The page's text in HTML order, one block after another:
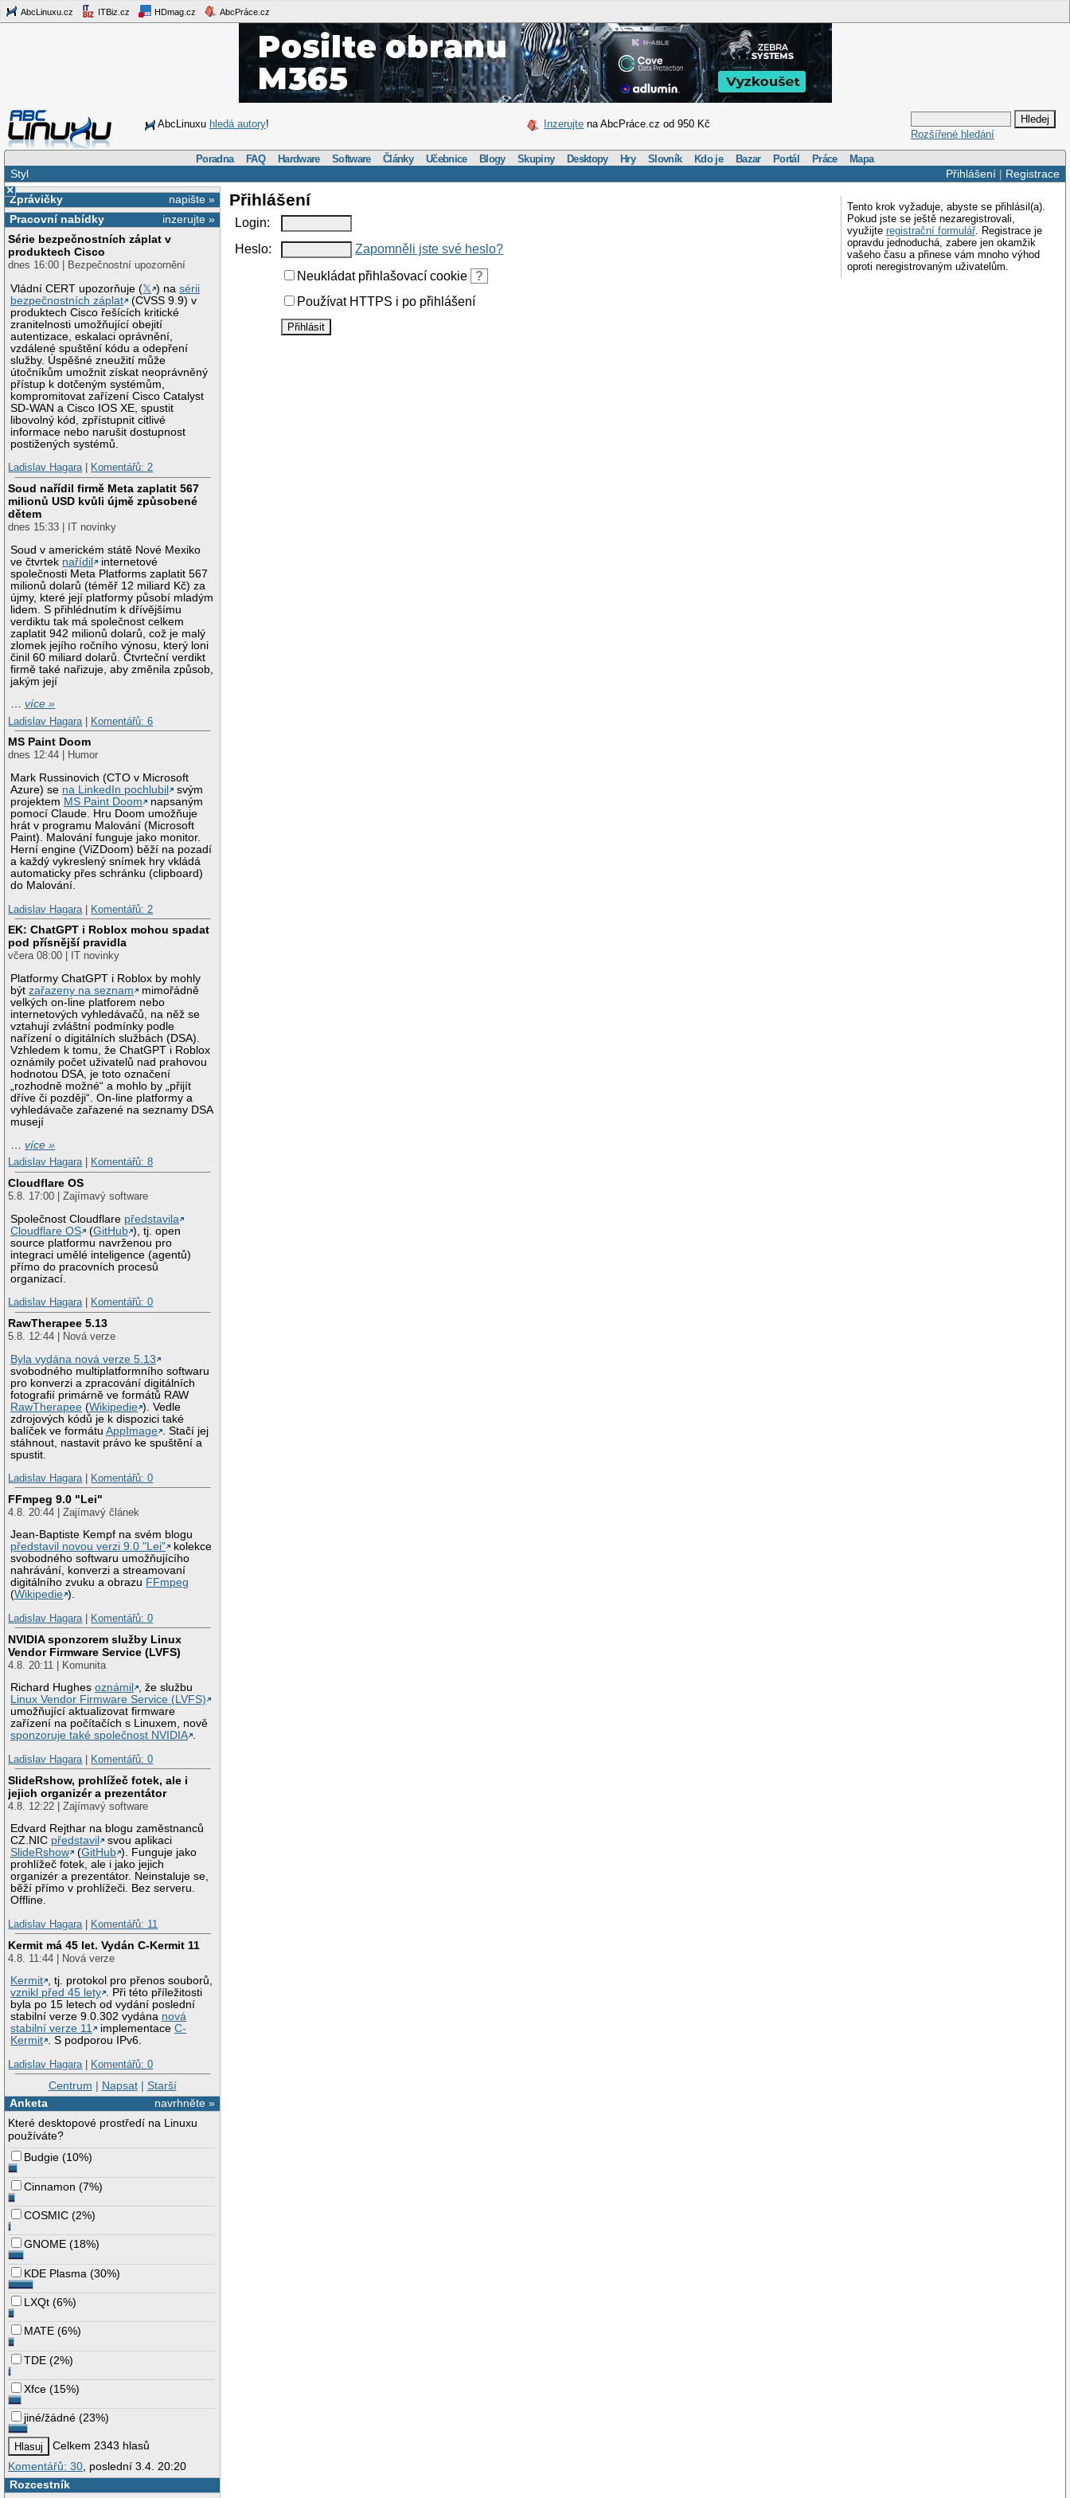
AbcLinuxu.cz ITBiz.cz HDmag.cz AbcPráce.cz
AbcLinuxu hledá autory! Inzerujte na AbcPráce.cz od 950 Kč
Rozšířené hledání
Poradna FAQ Hardware Software Články Učebnice Blogy Skupiny Desktopy Hry Slovník Kdo je Bazar Portál Práce Mapa
Přihlášení| Registrace
Styl
×
napište »
Zprávičky
inzerujte »
Pracovní nabídky
Série bezpečnostních záplat v
produktech Cisco
dnes 16:00 | Bezpečnostní upozornění
Vládní CERT upozorňuje (𝕏 ) nasérii
bezpečnostních záplat
(CVSS 9.9) v
produktech Cisco řešících kritické
zranitelnosti umožňující obejití
autentizace, eskalaci oprávnění,
vzdálené spuštění kódu a odepření
služby. Úspěšné zneužití může
útočníkům umožnit získat neoprávněný
přístup k dotčeným systémům,
kompromitovat zařízení Cisco Catalyst
SD-WAN a Cisco IOS XE, spustit
libovolný kód, zpřístupnit citlivé
informace nebo narušit dostupnost
postižených systémů.
Ladislav Hagara| Komentářů: 2
Soud nařídil firmě Meta zaplatit 567
milionů USD kvůli újmě způsobené
dětem
dnes 15:33 | IT novinky
Soud v americkém státě Nové Mexiko
ve čtvrtek nařídil
internetové
společnosti Meta Platforms zaplatit 567
milionů dolarů (téměř 12 miliard Kč) za
újmy, které její platformy působí mladým
lidem. S přihlédnutím k dřívějšímu
verdiktu tak má společnost celkem
zaplatit 942 milionů dolarů, což je malý
zlomek jejího ročního výnosu, který loni
činil 60 miliard dolarů. Čtvrteční verdikt
firmě také nařizuje, aby změnila způsob,
jakým její
…více »
Ladislav Hagara
Komentářů: 6
MS Paint Doom
dnes 12:44 | Humor
Mark Russinovich (CTO v Microsoft
Azure) se na LinkedIn pochlubil
svým
projektem MS Paint Doom
napsaným
pomocí Claude. Hru Doom umožňuje
hrát v programu Malování (Microsoft
Paint). Malování funguje jako monitor.
Herní engine (ViZDoom) běží na pozadí
a každý vykreslený snímek hry vkládá
automaticky přes schránku (clipboard)
do Malování.
Ladislav Hagara
Komentářů: 2
EK: ChatGPT i Roblox mohou spadat
pod přísnější pravidla
včera 08:00 | IT novinky
Platformy ChatGPT i Roblox by mohly
býtzařazeny na seznam
mimořádně
velkých on-line platforem nebo
internetových vyhledávačů, na něž se
vztahují zvláštní podmínky podle
nařízení o digitálních službách (DSA).
Vzhledem k tomu, že ChatGPT i Roblox
oznámily počet uživatelů nad prahovou
hodnotou DSA, je toto označení
„rozhodně možné“ a mohlo by „přijít
dříve či později“. On-line platformy a
vyhledávače zařazené na seznamy DSA
musejí
…více »
Ladislav Hagara| Komentářů: 8
Cloudflare OS
5.8. 17:00 | Zajímavý software
Společnost Cloudflare představila
Cloudflare OS
(GitHub ), tj. open
source platformu navrženou pro
integraci umělé inteligence (agentů)
přímo do pracovních procesů
organizací.
Ladislav Hagara| Komentářů: 0
RawTherapee 5.13
5.8. 12:44 | Nová verze
Byla vydána nová verze 5.13
svobodného multiplatformního softwaru
pro konverzi a zpracování digitálních
fotografií primárně ve formátů RAW
RawTherapee (Wikipedie ). Vedle
zdrojových kódů je k dispozici také
balíček ve formátuAppImage
. Stačí jej
stáhnout, nastavit právo ke spuštění a
spustit.
Ladislav Hagara| Komentářů: 0
FFmpeg 9.0 "Lei"
4.8. 20:44 | Zajímavý článek
Jean-Baptiste Kempf na svém blogu
představil novou verzi 9.0 "Lei"
kolekce
svobodného softwaru umožňujícího
nahrávání, konverzi a streamovaní
digitálního zvuku a obrazu FFmpeg
(Wikipedie ).
Ladislav Hagara| Komentářů: 0
NVIDIA sponzorem služby Linux
Vendor Firmware Service (LVFS)
4.8. 20:11 | Komunita
Richard Hughesoznámil
, že službu
Linux Vendor Firmware Service (LVFS)
umožňující aktualizovat firmware
zařízení na počítačích s Linuxem, nově
sponzoruje také společnost NVIDIA .
Ladislav Hagara| Komentářů: 0
SlideRshow, prohlížeč fotek, ale i
jejich organizér a prezentátor
4.8. 12:22 | Zajímavý software
Edvard Rejthar na blogu zaměstnanců
CZ.NIC představil
svou aplikaci
SlideRshow
(GitHub ). Funguje jako
prohlížeč fotek, ale i jako jejich
organizér a prezentátor. Neinstaluje se,
běží přímo v prohlížeči. Bez serveru.
Offline.
Ladislav Hagara| Komentářů: 11
Kermit má 45 let. Vydán C-Kermit 11
4.8. 11:44 | Nová verze
Kermit , tj. protokol pro přenos souborů,
vznikl před 45 lety . Při této příležitosti
byla po 15 letech od vydání poslední
stabilní verze 9.0.302 vydána nová
stabilní verze 11
implementaceC-
Kermit . S podporou IPv6.
Ladislav Hagara| Komentářů: 0
Centrum | Napsat| Starší
navrhněte »
Anketa
Které desktopové prostředí na Linuxu
používáte?
Budgie (10%)
Cinnamon (7%)
COSMIC (2%)
GNOME (18%)
KDE Plasma (30%)
LXQt (6%)
MATE (6%)
TDE (2%)
Xfce (15%)
jiné/žádné (23%)
Celkem 2343 hlasů
Komentářů: 30 , poslední 3.4. 20:20
Rozcestník
Tento krok vyžaduje, abyste se přihlásil(a).
Pokud jste se ještě nezaregistrovali,
využijte registrační formulář. Registrace je
opravdu jednoduchá, zabere jen okamžik
vašeho času a přinese vám mnoho výhod
oproti neregistrovaným uživatelům.
Přihlášení
Login:
Heslo:
Zapomněli jste své heslo?
Neukládat přihlašovací cookie
?
Používat HTTPS i po přihlášení